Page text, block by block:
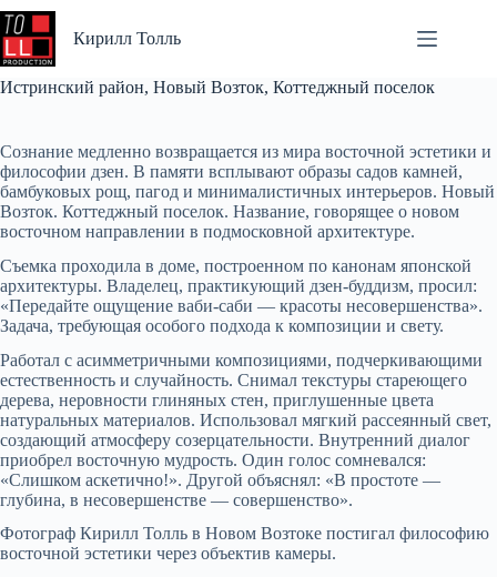
Перейти
к
Кирилл Толль
Истринский район, Новый Возток, Коттеджный поселок
Сознание медленно возвращается из мира восточной эстетики и
философии дзен. В памяти всплывают образы садов камней,
бамбуковых рощ, пагод и минималистичных интерьеров. Новый
Возток. Коттеджный поселок. Название, говорящее о новом
восточном направлении в подмосковной архитектуре.
Съемка проходила в доме, построенном по канонам японской
архитектуры. Владелец, практикующий дзен-буддизм, просил:
«Передайте ощущение ваби-саби — красоты несовершенства».
Задача, требующая особого подхода к композиции и свету.
Работал с асимметричными композициями, подчеркивающими
естественность и случайность. Снимал текстуры стареющего
дерева, неровности глиняных стен, приглушенные цвета
натуральных материалов. Использовал мягкий рассеянный свет,
создающий атмосферу созерцательности. Внутренний диалог
приобрел восточную мудрость. Один голос сомневался:
«Слишком аскетично!». Другой объяснял: «В простоте —
глубина, в несовершенстве — совершенство».
Фотограф Кирилл Толль в Новом Возтоке постигал философию
восточной эстетики через объектив камеры.